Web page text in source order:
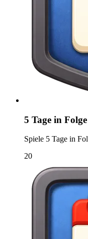
5 Tage in
Spiele 5 Tage in
20